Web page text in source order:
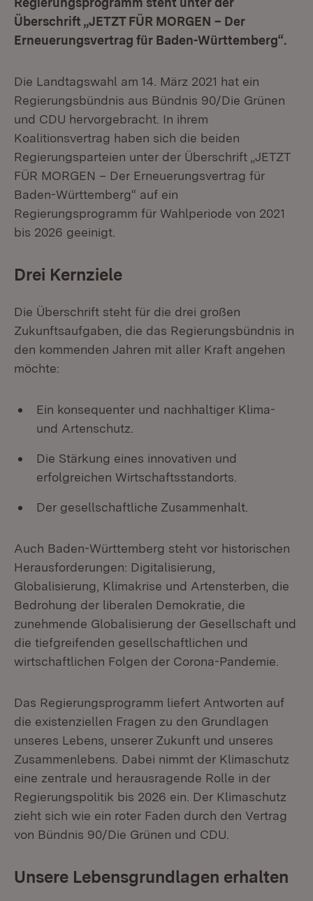
Überschrift „JETZT FÜR MORGEN – Der
Erneuerungsvertrag für Baden-Württemberg“.
Die Landtagswahl am 14. März 2021 hat ein
Regierungsbündnis aus Bündnis 90/Die Grünen
und CDU hervorgebracht. In ihrem
Koalitionsvertrag haben sich die beiden
Regierungsparteien unter der Überschrift „JETZT
FÜR MORGEN – Der Erneuerungsvertrag für
Baden-Württemberg“ auf ein
Regierungsprogramm für Wahlperiode von 2021
bis 2026 geeinigt.
Drei Kernziele
Die Überschrift steht für die drei großen
Zukunftsaufgaben, die das Regierungsbündnis in
den kommenden Jahren mit aller Kraft angehen
möchte:
Ein konsequenter und nachhaltiger Klima-
und Artenschutz.
Die Stärkung eines innovativen und
erfolgreichen Wirtschaftsstandorts.
Der gesellschaftliche Zusammenhalt.
Auch Baden-Württemberg steht vor historischen
Herausforderungen: Digitalisierung,
Globalisierung, Klimakrise und Artensterben, die
Bedrohung der liberalen Demokratie, die
zunehmende Globalisierung der Gesellschaft und
die tiefgreifenden gesellschaftlichen und
wirtschaftlichen Folgen der Corona-Pandemie.
Das Regierungsprogramm liefert Antworten auf
die existenziellen Fragen zu den Grundlagen
unseres Lebens, unserer Zukunft und unseres
Zusammenlebens. Dabei nimmt der Klimaschutz
eine zentrale und herausragende Rolle in der
Regierungspolitik bis 2026 ein. Der Klimaschutz
zieht sich wie ein roter Faden durch den Vertrag
von Bündnis 90/Die Grünen und CDU.
Unsere Lebensgrundlagen erhalten